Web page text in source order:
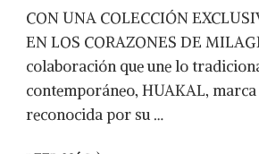
CON UNA COLECCIÓN
EN LOS CORAZONES DE
colaboración que une lo
contemporáneo, HUAKAL,
reconocida por su …